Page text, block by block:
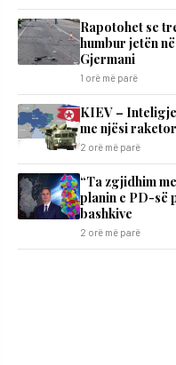
Rapotohet se
humbur jetën
Gjermani
1 orë më parë
KIEV –
me njësi
2 orë më parë
“Ta zgjidhim
planin e PD-së
bashkive
2 orë më parë